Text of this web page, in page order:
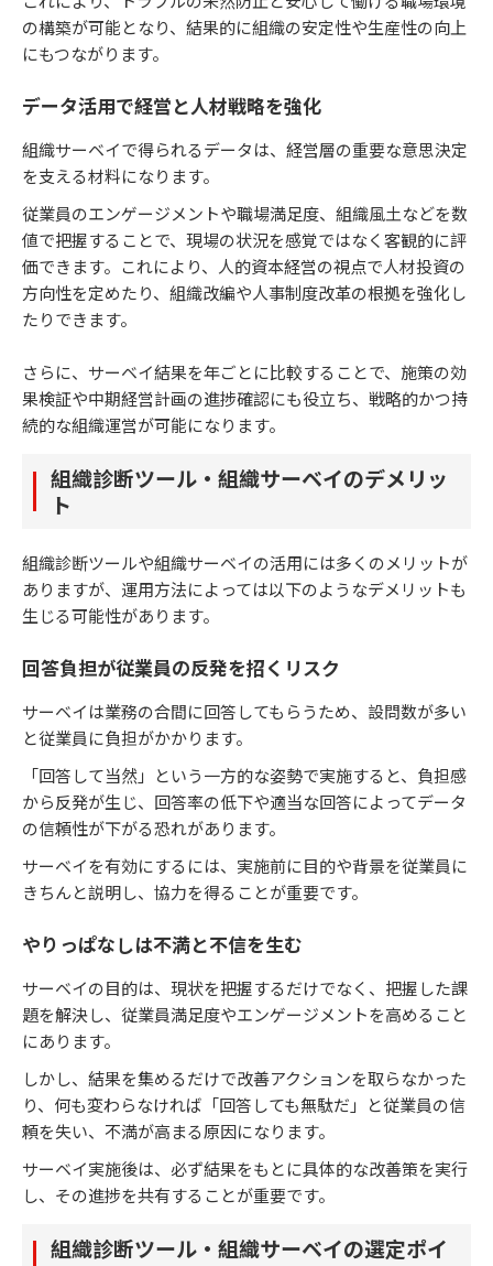
の構築が可能となり、結果的に組織の安定性や生産性の向上
にもつながります。
データ活用で経営と人材戦略を強化
組織サーベイで得られるデータは、経営層の重要な意思決定
を支える材料になります。
従業員のエンゲージメントや職場満足度、組織風土などを数
値で把握することで、現場の状況を感覚ではなく客観的に評
価できます。これにより、人的資本経営の視点で人材投資の
方向性を定めたり、組織改編や人事制度改革の根拠を強化し
たりできます。
さらに、サーベイ結果を年ごとに比較することで、施策の効
果検証や中期経営計画の進捗確認にも役立ち、戦略的かつ持
続的な組織運営が可能になります。
組織診断ツール・組織サーベイのデメリッ
ト
組織診断ツールや組織サーベイの活用には多くのメリットが
ありますが、運用方法によっては以下のようなデメリットも
生じる可能性があります。
回答負担が従業員の反発を招くリスク
サーベイは業務の合間に回答してもらうため、設問数が多い
と従業員に負担がかかります。
「回答して当然」という一方的な姿勢で実施すると、負担感
から反発が生じ、回答率の低下や適当な回答によってデータ
の信頼性が下がる恐れがあります。
サーベイを有効にするには、実施前に目的や背景を従業員に
きちんと説明し、協力を得ることが重要です。
やりっぱなしは不満と不信を生む
サーベイの目的は、現状を把握するだけでなく、把握した課
題を解決し、従業員満足度やエンゲージメントを高めること
にあります。
しかし、結果を集めるだけで改善アクションを取らなかった
り、何も変わらなければ「回答しても無駄だ」と従業員の信
頼を失い、不満が高まる原因になります。
サーベイ実施後は、必ず結果をもとに具体的な改善策を実行
し、その進捗を共有することが重要です。
組織診断ツール・組織サーベイの選定ポイ